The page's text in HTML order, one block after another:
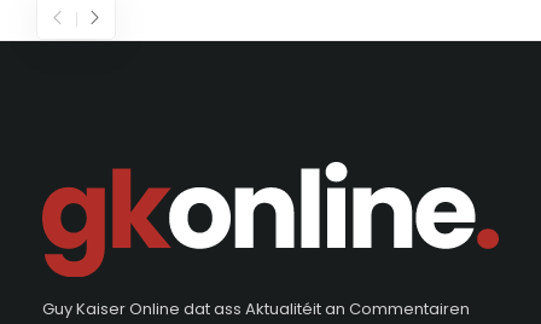
Guy Kaiser Online dat ass Aktualitéit an Commentairen